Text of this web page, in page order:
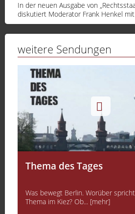
In der neuen Ausgabe von
diskutiert Moderator Frank Henkel
weitere Sendungen
Thema des Tages
Was bewegt Berlin. Worüber
Thema im Kiez? Ob... [mehr]